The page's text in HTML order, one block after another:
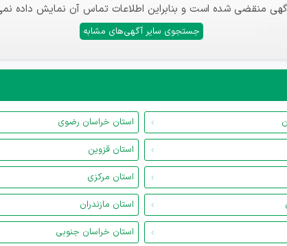
منقضی شده است و بنابراین اطلاعات تماس آن نمایش داده
جستجوی سایر آگهی‌های مشابه
استان خراسان رضوی
استان قزوین
استان مرکزی
استان مازندران
استان خراسان جنوبی